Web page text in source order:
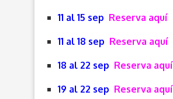
11 al 15 sep Reserva aquí
11 al 18 sep Reserva aquí
18 al 22 sep Reserva aquí
19 al 22 sep Reserva aquí